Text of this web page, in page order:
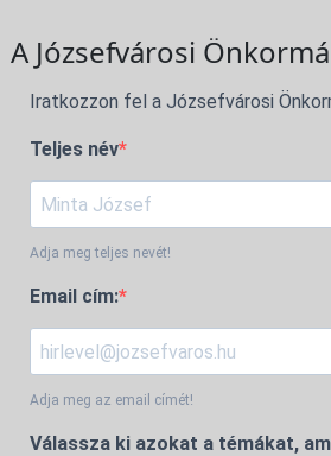
A Józsefvárosi
Iratkozzon fel a Józsefvárosi
Teljes név
Adja meg teljes nevét!
Email cím:
Adja meg az email címét!
Válassza ki azokat a témákat,